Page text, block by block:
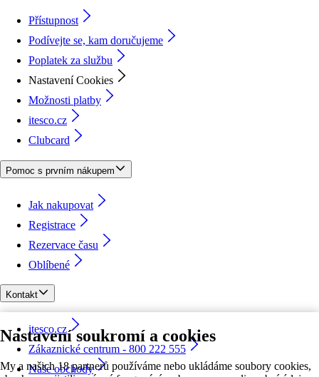
Nastavení soukromí a cookies
My a našich 18 partnerů používáme nebo ukládáme soubory cookies,
Přístupnost
Podívejte se, kam doručujeme
Poplatek za službu
Nastavení Cookies
Možnosti platby
itesco.cz
Clubcard
Pomoc s prvním nákupem
Jak nakupovat
Registrace
Rezervace času
Oblíbené
Kontakt
itesco.cz
Zákaznické centrum - 800 222 555
Naše obchody